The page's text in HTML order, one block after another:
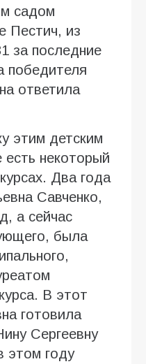
садом
Пестич, из
за последние
победителя
ответила
этим детским
некоторый
Два года
Савченко,
а сейчас
была
В этот
готовила
Сергеевну
этом году